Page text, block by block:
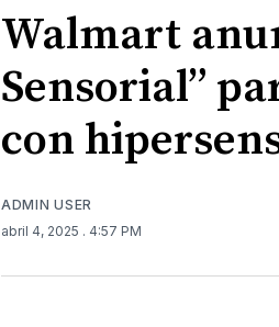
Walmart
Sensorial”
con
ADMIN USER
abril 4, 2025 . 4:57 PM